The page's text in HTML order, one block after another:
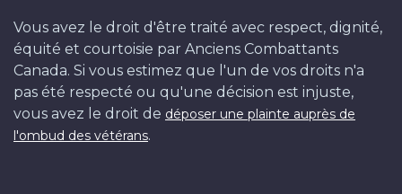
Vous avez le droit d'être traité avec respect, dignité,
équité et courtoisie par Anciens Combattants
Canada. Si vous estimez que l'un de vos droits n'a
pas été respecté ou qu'une décision est injuste,
vous avez le droit de déposer une plainte auprès de
l'ombud des vétérans.